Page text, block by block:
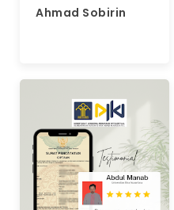
Ahmad Sobirin